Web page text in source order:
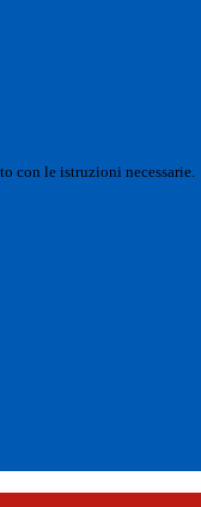
con le istruzioni necessarie.